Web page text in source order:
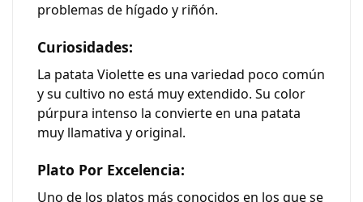
problemas de hígado y riñón.
Curiosidades:
La patata Violette es una variedad poco común
y su cultivo no está muy extendido. Su color
púrpura intenso la convierte en una patata
muy llamativa y original.
Plato Por Excelencia:
Uno de los platos más conocidos en los que se